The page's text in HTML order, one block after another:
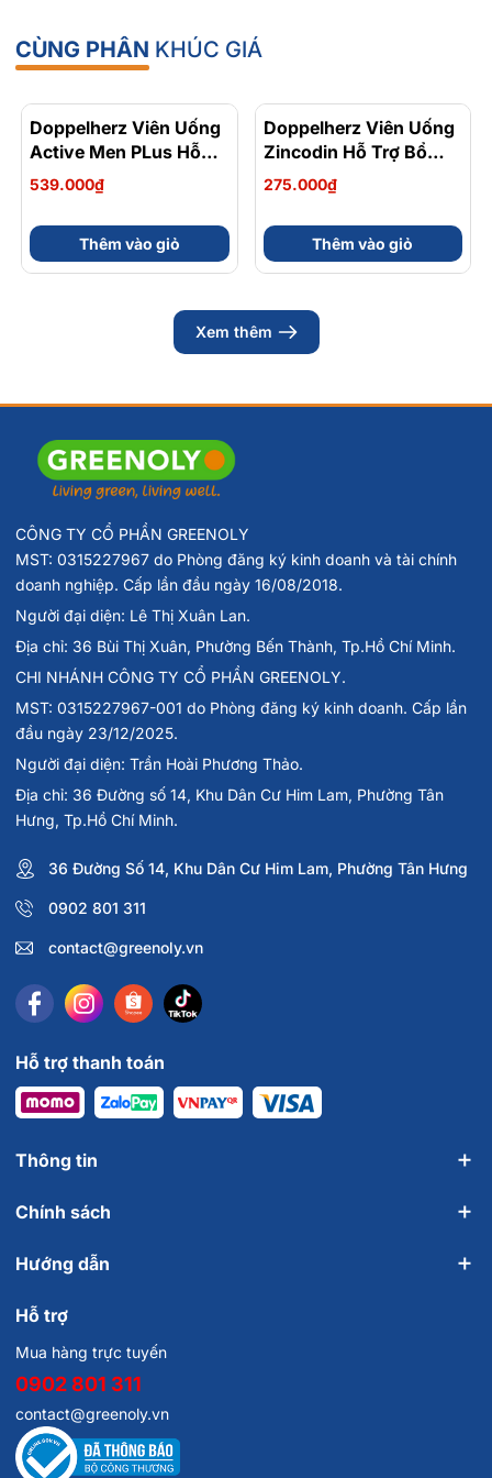
CÙNG PHÂN KHÚC GIÁ
Doppelherz Viên Uống
Active Men PLus Hỗ
Trợ Tăng Cường Sức
Khỏe Sinh Lý Nam Hộp
30 Viên
539.000₫
Thêm vào giỏ
Doppelherz Viên Uống
Zincodin Hỗ Trợ Bổ
Sung Kẽm, Tăng
Cường Sức Đề Kháng
Hộp 30 Viên
275.000₫
Thêm vào giỏ
Xem thêm
CÔNG TY CỔ PHẦN GREENOLY
MST: 0315227967 do Phòng đăng ký kinh doanh và tài chính
doanh nghiệp. Cấp lần đầu ngày 16/08/2018.
Người đại diện: Lê Thị Xuân Lan.
Địa chỉ: 36 Bùi Thị Xuân, Phường Bến Thành, Tp.Hồ Chí Minh.
CHI NHÁNH CÔNG TY CỔ PHẦN GREENOLY.
MST: 0315227967-001 do Phòng đăng ký kinh doanh. Cấp lần
đầu ngày 23/12/2025.
Người đại diện: Trần Hoài Phương Thảo.
Địa chỉ: 36 Đường số 14, Khu Dân Cư Him Lam, Phường Tân
Hưng, Tp.Hồ Chí Minh.
36 Đường Số 14, Khu Dân Cư Him Lam, Phường Tân Hưng
0902 801 311
contact@greenoly.vn
Hỗ trợ thanh toán
Thông tin
Chính sách
Hướng dẫn
Hỗ trợ
Mua hàng trực tuyến
0902 801 311
contact@greenoly.vn